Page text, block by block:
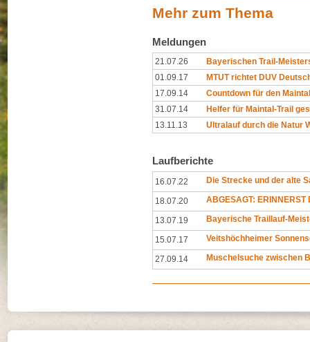
Mehr zum Thema
Meldungen
21.07.26
Bayerischen Trail-
01.09.17
MTUT richtet DUV
17.09.14
Countdown für den
31.07.14
Helfer für Maintal-Trail
13.11.13
Ultralauf durch die Natur
Laufberichte
16.07.22 Die Strecke und der alte
18.07.20 ABGESAGT: ERINNERST
13.07.19 Bayerische Traillauf-
15.07.17 Veitshöchheimer
27.09.14 Muschelsuche zwischen